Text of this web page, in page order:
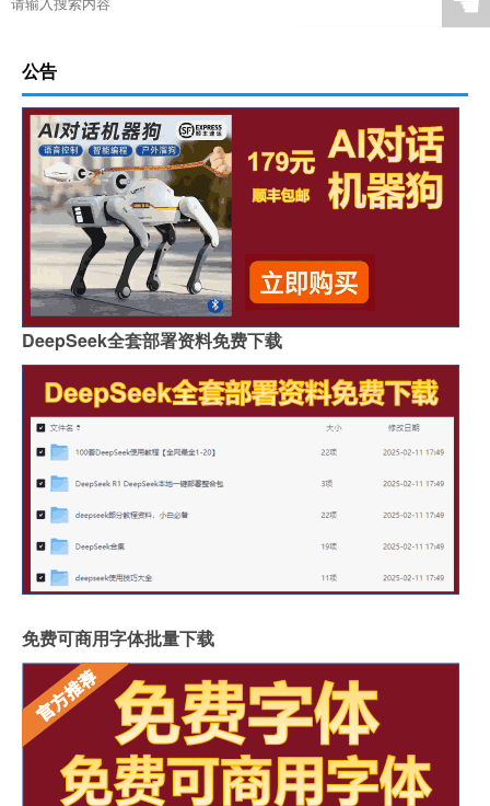
公告
DeepSeek全套部署资料免费下载
免费可商用字体批量下载